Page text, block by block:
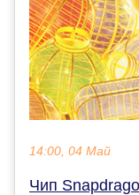
14:00, 04 Май
Чип